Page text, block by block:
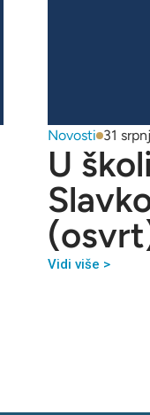
Novosti 31
U
Vidi više >